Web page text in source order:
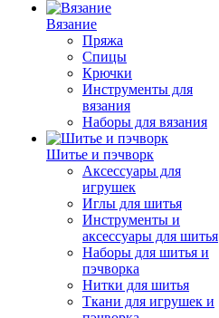
Вязание
Пряжа
Спицы
Крючки
Инструменты для
вязания
Наборы для вязания
Шитье и пэчворк
Аксессуары для
игрушек
Иглы для шитья
Инструменты и
аксессуары для шитья
Наборы для шитья и
пэчворка
Нитки для шитья
Ткани для игрушек и